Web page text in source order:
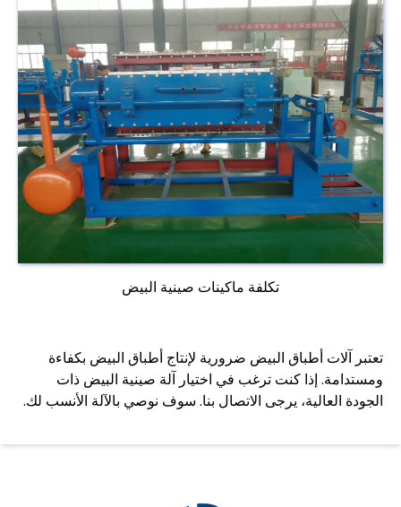
تكلفة ماكينات صينية البيض
تعتبر آلات أطباق البيض ضرورية لإنتاج أطباق البيض بكفاءة
ومستدامة. إذا كنت ترغب في اختيار آلة صينية البيض ذات
الجودة العالية، يرجى الاتصال بنا. سوف نوصي بالآلة الأنسب لك.